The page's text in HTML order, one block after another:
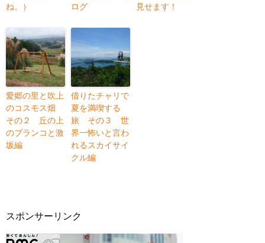
ね。）
ログ
見せます！
愛郷の里と吹上
のコスモス畑
その２ 丘の上
のブランコと激
坂編
借りたチャリで
夏を満喫する
旅 その３ 世
界一怖いと言わ
れるスカイサイ
クル編
スポンサーリンク